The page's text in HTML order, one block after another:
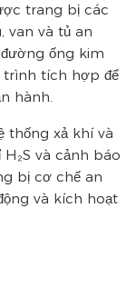
trang bị các
van và tủ an
ống kim
trình tích hợp để
hành.
thống xả khí và
và cảnh báo
bị cơ chế an
và kích hoạt